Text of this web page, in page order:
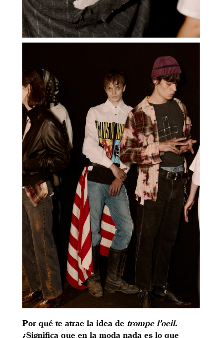
Por qué te atrae la idea de trompe l’oeil.
¿Significa que en la moda nada es lo que